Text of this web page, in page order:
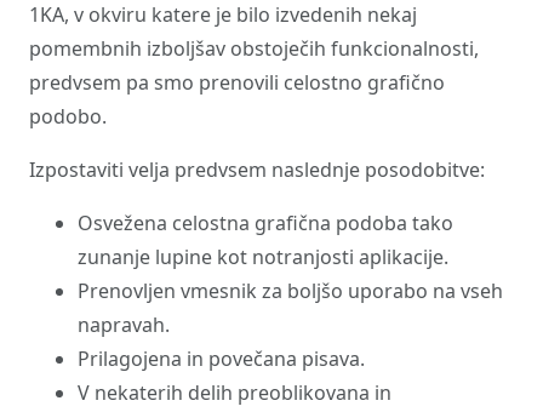
1KA, v okviru katere je bilo izvedenih nekaj
pomembnih izboljšav obstoječih funkcionalnosti,
predvsem pa smo prenovili celostno grafično
podobo.
Izpostaviti velja predvsem naslednje posodobitve:
Osvežena celostna grafična podoba tako
zunanje lupine kot notranjosti aplikacije.
Prenovljen vmesnik za boljšo uporabo na vseh
napravah.
Prilagojena in povečana pisava.
V nekaterih delih preoblikovana in